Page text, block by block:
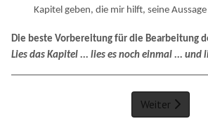
Kapitel geben, die mir hilft, seine
Die beste Vorbereitung für die Bearbeitung
Lies das Kapitel ... lies es noch einmal ... und
Weiter